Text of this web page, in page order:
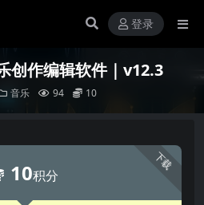
登录
创作编辑软件｜v12.3
音乐 94 10
下载
10积分